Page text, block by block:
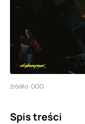
źródło: GOG
Spis treści